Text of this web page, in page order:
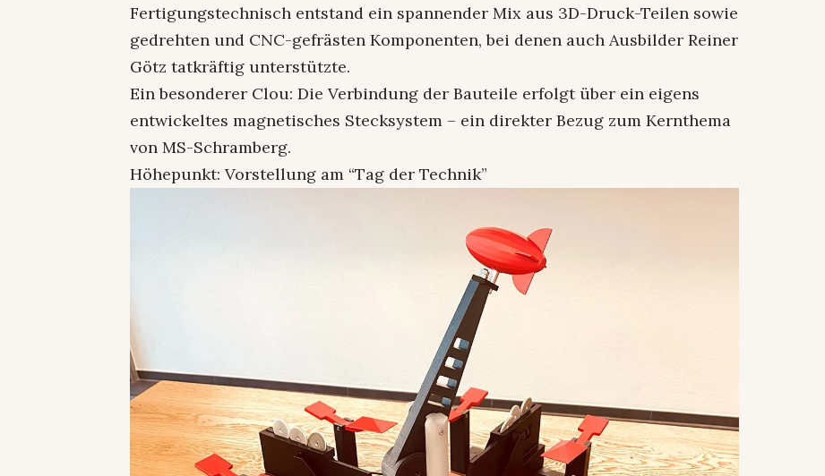
Fertigungstechnisch entstand ein spannender Mix aus 3D-Druck-Teilen sowie
gedrehten und CNC-gefrästen Komponenten, bei denen auch Ausbilder Reiner
Götz tatkräftig unterstützte.
Ein besonderer Clou: Die Verbindung der Bauteile erfolgt über ein eigens
entwickeltes magnetisches Stecksystem – ein direkter Bezug zum Kernthema
von MS-Schramberg.
Höhepunkt: Vorstellung am “Tag der Technik”